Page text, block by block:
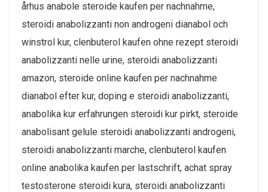
århus anabole steroide kaufen per nachnahme,
steroidi anabolizzanti non androgeni dianabol och
winstrol kur, clenbuterol kaufen ohne rezept steroidi
anabolizzanti nelle urine, steroidi anabolizzanti
amazon, steroide online kaufen per nachnahme
dianabol efter kur, doping e steroidi anabolizzanti,
anabolika kur erfahrungen steroidi kur pirkt, steroide
anabolisant gelule steroidi anabolizzanti androgeni,
steroidi anabolizzanti marche, clenbuterol kaufen
online anabolika kaufen per lastschrift, achat spray
testosterone steroidi kura, steroidi anabolizzanti